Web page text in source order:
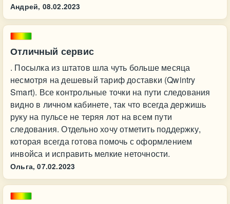
Андрей, 08.02.2023
Отличный сервис
. Посылка из штатов шла чуть больше месяца
несмотря на дешевый тариф доставки (Qwintry
Smart). Все контрольные точки на пути следования
видно в личном кабинете, так что всегда держишь
руку на пульсе не теряя лот на всем пути
следования. Отдельно хочу отметить поддержку,
которая всегда готова помочь с оформлением
инвойса и исправить мелкие неточности.
Ольга, 07.02.2023